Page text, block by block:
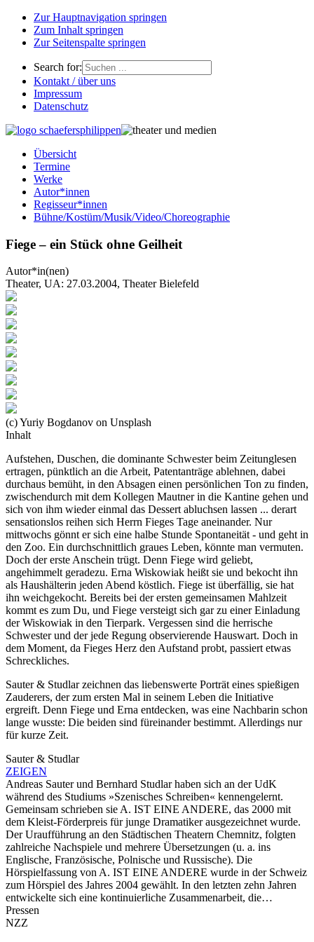
Zur Hauptnavigation springen
Zum Inhalt springen
Zur Seitenspalte springen
Search for:
Kontakt / über uns
Impressum
Datenschutz
Übersicht
Termine
Werke
Autor*innen
Regisseur*innen
Bühne/Kostüm/Musik/Video/Choreographie
Fiege – ein Stück ohne Geilheit
Autor*in(nen)
Theater, UA: 27.03.2004, Theater Bielefeld
(c) Yuriy Bogdanov on Unsplash
Inhalt
Aufstehen, Duschen, die dominante Schwester beim Zeitunglesen
ertragen, pünktlich an die Arbeit, Patentanträge ablehnen, dabei
durchaus bemüht, in den Absagen einen persönlichen Ton zu finden,
zwischendurch mit dem Kollegen Mautner in die Kantine gehen und
sich von ihm wieder einmal das Dessert abluchsen lassen ... derart
sensationslos reihen sich Herrn Fieges Tage aneinander. Nur
mittwochs gönnt er sich eine halbe Stunde Spontaneität - und geht in
den Zoo. Ein durchschnittlich graues Leben, könnte man vermuten.
Doch der erste Anschein trügt. Denn Fiege wird geliebt,
angehimmelt geradezu. Erna Wiskowiak heißt sie und bekocht ihn
als Haushälterin jeden Abend köstlich. Fiege ist überfällig, sie hat
ihn weichgekocht. Bereits bei der ersten gemeinsamen Mahlzeit
kommt es zum Du, und Fiege versteigt sich gar zu einer Einladung
der Wiskowiak in den Tierpark. Vergessen sind die herrische
Schwester und der jede Regung observierende Hauswart. Doch in
dem Moment, da Fieges Herz den Aufstand probt, passiert etwas
Schreckliches.
Sauter & Studlar zeichnen das liebenswerte Porträt eines spießigen
Zauderers, der zum ersten Mal in seinem Leben die Initiative
ergreift. Denn Fiege und Erna entdecken, was eine Nachbarin schon
lange wusste: Die beiden sind füreinander bestimmt. Allerdings nur
für kurze Zeit.
Sauter & Studlar
ZEIGEN
Andreas Sauter und Bernhard Studlar haben sich an der UdK
während des Studiums »Szenisches Schreiben« kennengelernt.
Gemeinsam schrieben sie A. IST EINE ANDERE, das 2000 mit
dem Kleist-Förderpreis für junge Dramatiker ausgezeichnet wurde.
Der Uraufführung an den Städtischen Theatern Chemnitz, folgten
zahlreiche Nachspiele und mehrere Übersetzungen (u. a. ins
Englische, Französische, Polnische und Russische). Die
Hörspielfassung von A. IST EINE ANDERE wurde in der Schweiz
zum Hörspiel des Jahres 2004 gewählt. In den letzten zehn Jahren
entwickelte sich eine kontinuierliche Zusammenarbeit, die…
Pressen
NZZ